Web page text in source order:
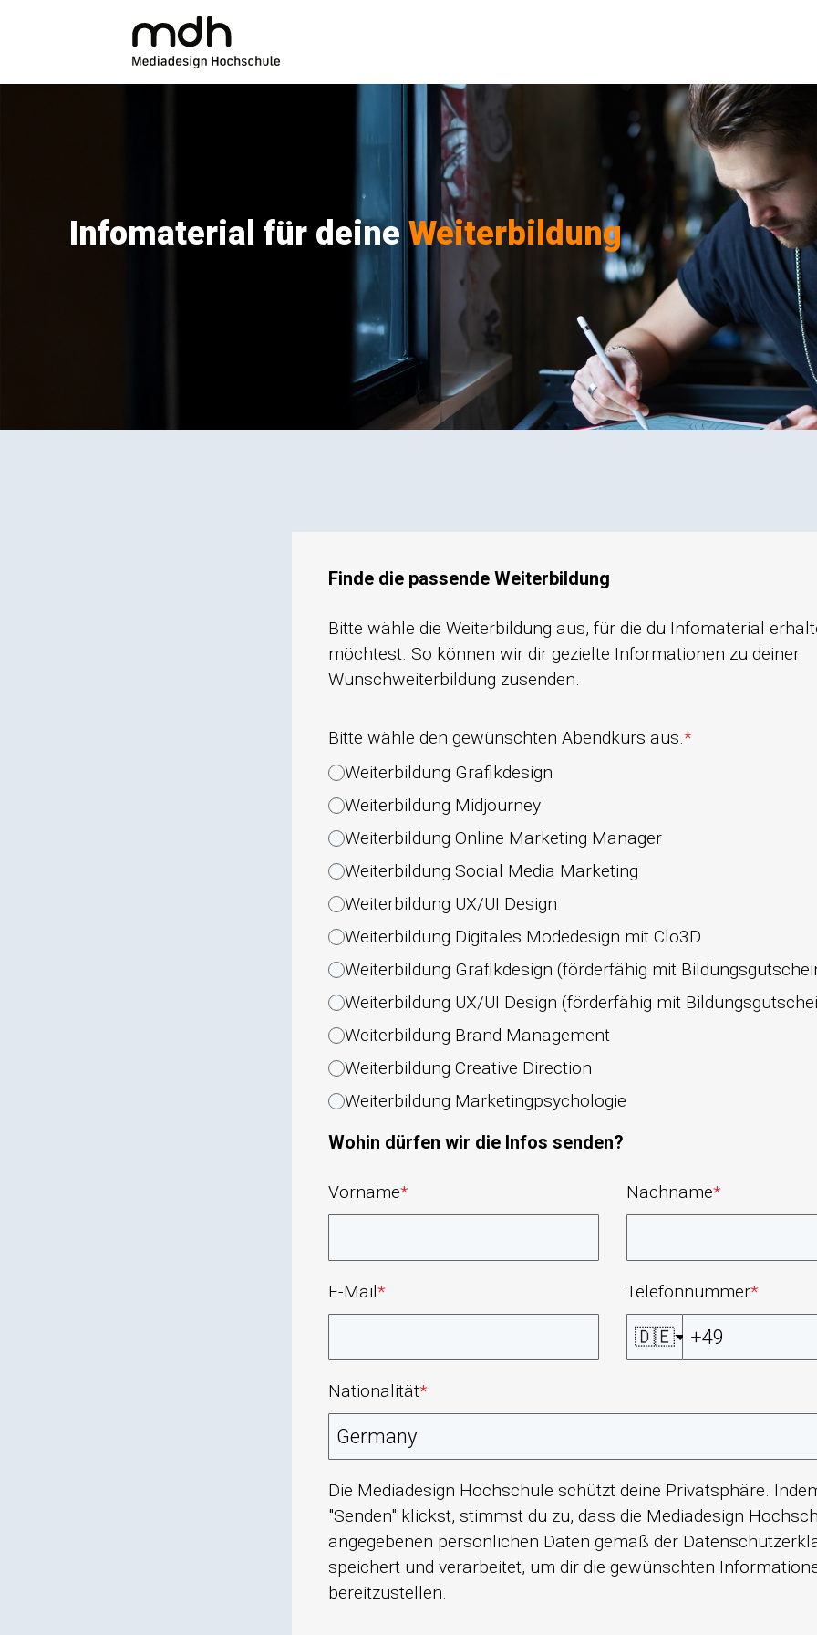
Infomaterial für deine Weiterbildung
Finde die passende Weiterbildung
Bitte wähle die Weiterbildung aus, für die du Infomaterial
möchtest. So können wir dir gezielte Informationen zu deiner
Wunschweiterbildung zusenden.
Bitte wähle den gewünschten Abendkurs aus.*
Weiterbildung Grafikdesign
Weiterbildung Midjourney
Weiterbildung Online Marketing Manager
Weiterbildung Social Media Marketing
Weiterbildung UX/UI Design
Weiterbildung Digitales Modedesign mit Clo3D
Weiterbildung Grafikdesign (förderfähig mit
Weiterbildung UX/UI Design (förderfähig mit
Weiterbildung Brand Management
Weiterbildung Creative Direction
Weiterbildung Marketingpsychologie
Wohin dürfen wir die Infos senden?
Vorname* Nachname*
E-Mail* Telefonnummer*
🇩🇪
Nationalität*
Die Mediadesign Hochschule schützt deine Privatsphäre.
"Senden" klickst, stimmst du zu, dass die Mediadesign
angegebenen persönlichen Daten gemäß der
speichert und verarbeitet, um dir die gewünschten
bereitzustellen.